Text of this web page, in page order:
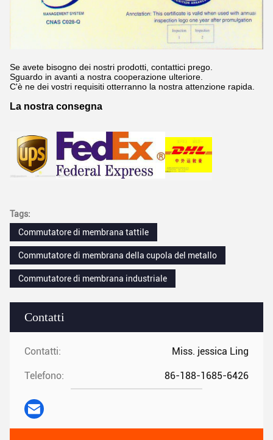
Contatti
Contatti: Miss. jessica Ling
Telefono: 86-188-1685-6426
Se avete bisogno dei nostri prodotti, contattici prego.
Sguardo in avanti a nostra cooperazione ulteriore.
C'è ne dei vostri requisiti otterranno la nostra attenzione rapida.
La nostra consegna
Tags:
Commutatore di membrana tattile
Commutatore di membrana della cupola del metallo
Commutatore di membrana industriale